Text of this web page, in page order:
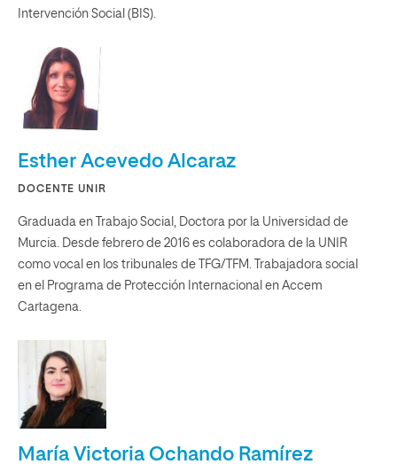
Intervención Social (BIS).
Esther Acevedo Alcaraz
DOCENTE UNIR
Graduada en Trabajo Social, Doctora por la Universidad de
Murcia. Desde febrero de 2016 es colaboradora de la UNIR
como vocal en los tribunales de TFG/TFM. Trabajadora social
en el Programa de Protección Internacional en Accem
Cartagena.
María Victoria Ochando Ramírez